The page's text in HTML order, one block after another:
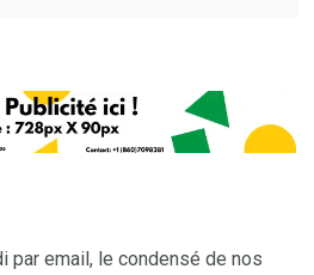
par email, le condensé de nos